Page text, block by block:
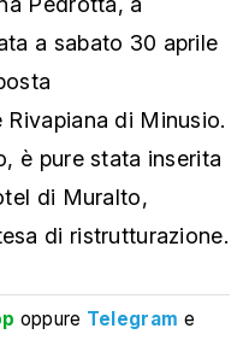
a sabato 30 aprile
Rivapiana di Minusio.
è pure stata inserita
di Muralto,
di ristrutturazione.
oppure Telegram e